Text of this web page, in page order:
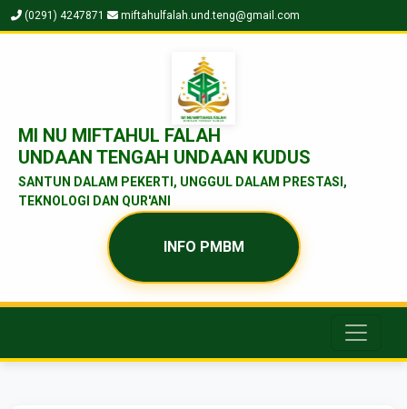
(0291) 4247871 miftahulfalah.und.teng@gmail.com
MI NU MIFTAHUL FALAH
UNDAAN TENGAH UNDAAN KUDUS
SANTUN DALAM PEKERTI, UNGGUL DALAM PRESTASI,
TEKNOLOGI DAN QUR'ANI
INFO PMBM